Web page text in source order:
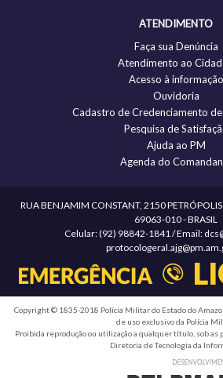
ATENDIMENTO
Faça sua Denúncia
Atendimento ao
Acesso à informação
Ouvidoria
Cadastro de Credenciamento
Pesquisa de
Ajuda ao PM
Agenda do
RUA BENJAMIM CONSTANT, 2150
69063-010 - BRASIL
Celular: (92) 98842-1841 / Email:
Copyright © 1835-2018 Polícia Militar do Estado do
de uso exclusivo da Polícia
Proibida reprodução ou utilização a qualquer título, sob as
Diretoria de Tecnologia da